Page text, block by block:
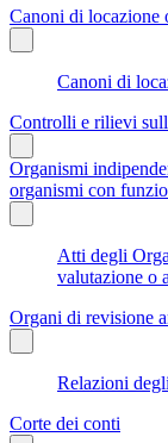
Canoni di locazione
Canoni di
Controlli e rilievi
Organismi
organismi con
Atti degli
valutazione o
Organi di revisione
Relazioni
Corte dei conti